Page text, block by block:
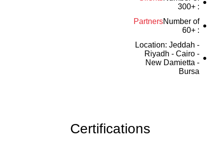
: +300
Number of
Partners
: +60
Location: Jeddah -
Riyadh - Cairo -
New Damietta -
Bursa
Certifications